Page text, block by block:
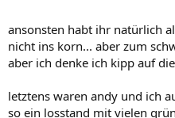
ansonsten habt ihr natürlich
nicht ins korn... aber zum
aber ich denke ich kipp auf
letztens waren andy und ich
so ein losstand mit vielen